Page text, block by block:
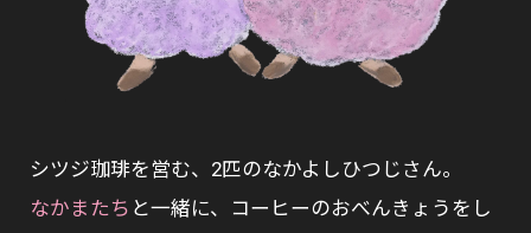
シツジ珈琲を営む、2匹のなかよしひつじさん。
なかまたち と一緒に、コーヒーのおべんきょうをし